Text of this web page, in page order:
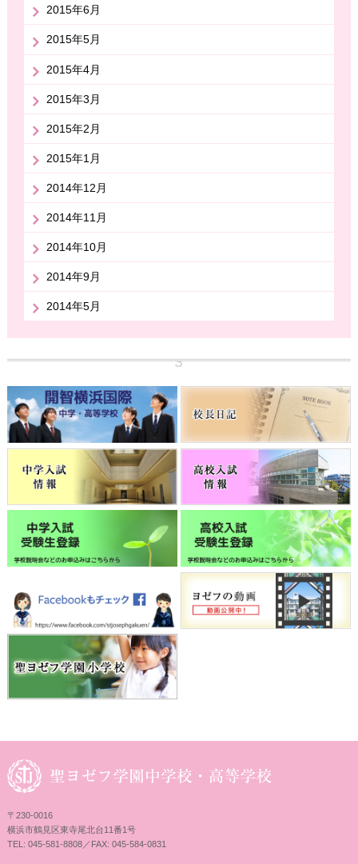
2015年6月
2015年5月
2015年4月
2015年3月
2015年2月
2015年1月
2014年12月
2014年11月
2014年10月
2014年9月
2014年5月
〒230-0016
横浜市鶴見区東寺尾北台11番1号
TEL: 045-581-8808／FAX: 045-584-0831